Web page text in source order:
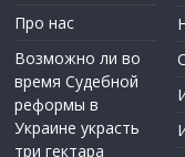
Про нас
Возможно ли во
время Судебной
реформы в
Украине украсть
три гектара